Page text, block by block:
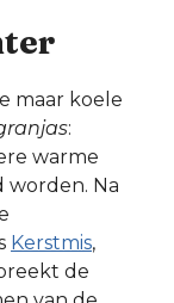
maar koele
:
warme
worden. Na
Kerstmis,
de